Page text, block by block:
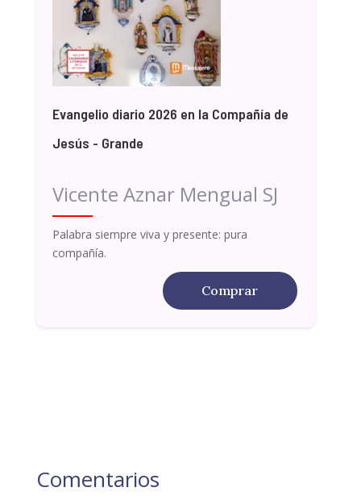
Evangelio diario 2026 en la Compañía de
Jesús - Grande
Vicente Aznar Mengual SJ
Palabra siempre viva y presente: pura
compañía.
Comprar
Comentarios